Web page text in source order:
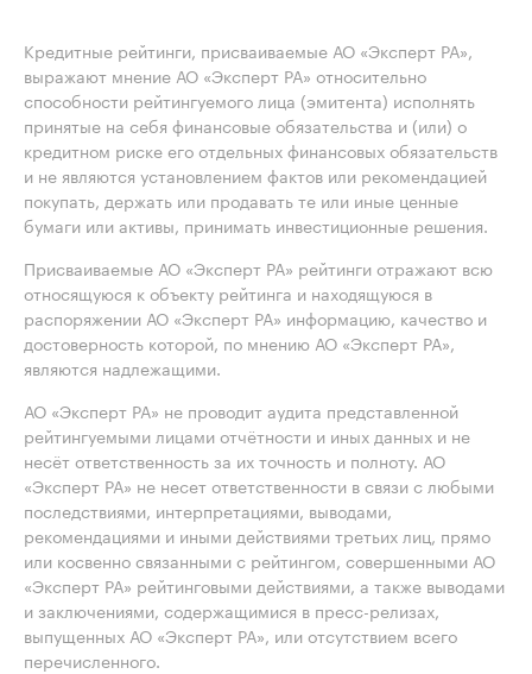
Кредитные рейтинги, присваиваемые АО «Эксперт РА»,
выражают мнение АО «Эксперт РА» относительно
способности рейтингуемого лица (эмитента) исполнять
принятые на себя финансовые обязательства и (или) о
кредитном риске его отдельных финансовых обязательств
и не являются установлением фактов или рекомендацией
покупать, держать или продавать те или иные ценные
бумаги или активы, принимать инвестиционные решения.
Присваиваемые АО «Эксперт РА» рейтинги отражают всю
относящуюся к объекту рейтинга и находящуюся в
распоряжении АО «Эксперт РА» информацию, качество и
достоверность которой, по мнению АО «Эксперт РА»,
являются надлежащими.
АО «Эксперт РА» не проводит аудита представленной
рейтингуемыми лицами отчётности и иных данных и не
несёт ответственность за их точность и полноту. АО
«Эксперт РА» не несет ответственности в связи с любыми
последствиями, интерпретациями, выводами,
рекомендациями и иными действиями третьих лиц, прямо
или косвенно связанными с рейтингом, совершенными АО
«Эксперт РА» рейтинговыми действиями, а также выводами
и заключениями, содержащимися в пресс-релизах,
выпущенных АО «Эксперт РА», или отсутствием всего
перечисленного.